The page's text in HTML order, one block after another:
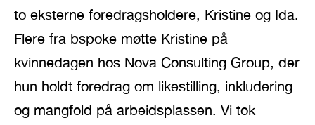
to eksterne foredragsholdere, Kristine og Ida.
Flere fra bspoke møtte Kristine på
kvinnedagen hos Nova Consulting Group, der
hun holdt foredrag om likestilling, inkludering
og mangfold på arbeidsplassen. Vi tok